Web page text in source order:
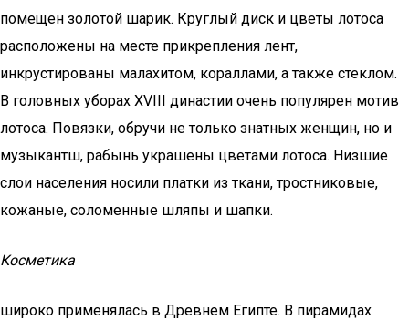
помещен золотой шарик. Круглый диск и цветы лотоса
расположены на месте прикрепления лент,
инкрустированы малахитом, кораллами, а также стеклом.
В головных уборах XVIII династии очень популярен мотив
лотоса. Повязки, обручи не только знатных женщин, но и
музыкантш, рабынь украшены цветами лотоса. Низшие
слои населения носили платки из ткани, тростниковые,
кожаные, соломенные шляпы и шапки.
Косметика
широко применялась в Древнем Египте. В пирамидах